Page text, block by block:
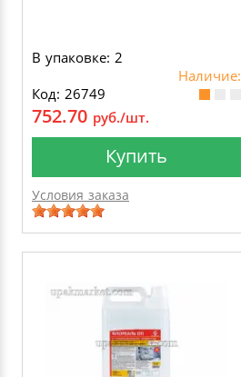
В упаковке: 2
Наличие:
Код: 26749
752.70 руб./шт.
Купить
Условия заказа